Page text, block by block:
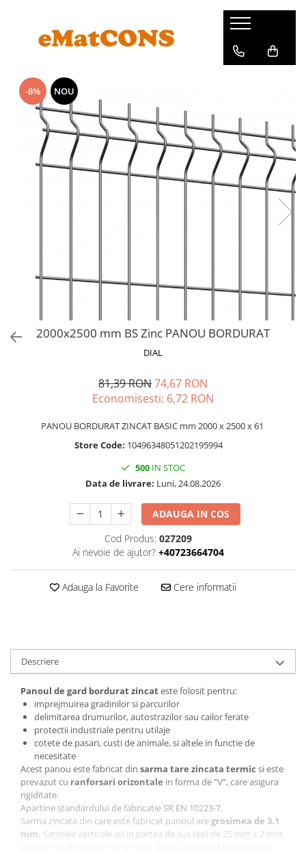
-8% NOU
2000x2500 mm BS Zinc PANOU BORDURAT
DIAL
81,39 RON74,67 RON
Economisesti: 6,72 RON
PANOU BORDURAT ZINCAT BASIC mm 2000 x 2500 x 61
Store Code: 10496348051202195994
500 IN STOC
Data de livrare: Luni, 24.08.2026
ADAUGA IN COS
Cod Produs: 027209
Ai nevoie de ajutor? +40723664704
Adauga la Favorite Cere informatii
Descriere
Panoul de gard borduratzincateste folosit pentru:
imprejmuirea gradinilor si parcurilor
delimitarea drumurilor, autostrazilor sau cailor ferate
protectii industriale pentru utilaje
cotete de pasari, custi de animale, si altele in functie de
necesitate
Acest panou este fabricat din sarma tare zincata termic si este
prevazut cu ranforsari orizontale in forma de ”V”, care asigura
rigiditate.
Apartine standardului de fabricatie SR EN 10223-7.
Sarma zincata din care este fabricat panoul are grosimea de 3.1
mm. Sarmele verticale au in partea de sus tepi de 25 mm ± 2 mm